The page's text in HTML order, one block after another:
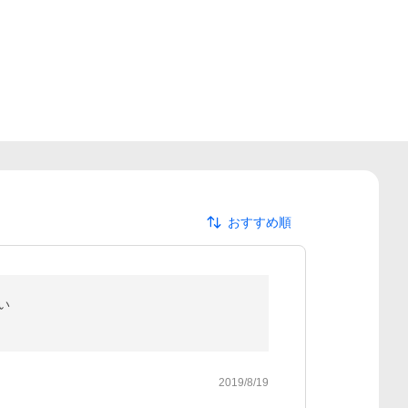
おすすめ順
2019/8/19